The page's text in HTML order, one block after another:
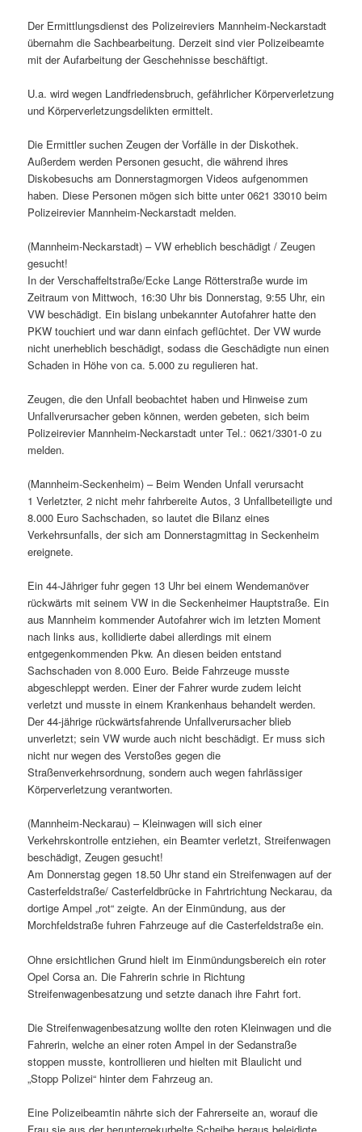
Der Ermittlungsdienst des Polizeireviers Mannheim-Neckarstadt
übernahm die Sachbearbeitung. Derzeit sind vier Polizeibeamte
mit der Aufarbeitung der Geschehnisse beschäftigt.
U.a. wird wegen Landfriedensbruch, gefährlicher Körperverletzung
und Körperverletzungsdelikten ermittelt.
Die Ermittler suchen Zeugen der Vorfälle in der Diskothek.
Außerdem werden Personen gesucht, die während ihres
Diskobesuchs am Donnerstagmorgen Videos aufgenommen
haben. Diese Personen mögen sich bitte unter 0621 33010 beim
Polizeirevier Mannheim-Neckarstadt melden.
(Mannheim-Neckarstadt) – VW erheblich beschädigt / Zeugen
gesucht!
In der Verschaffeltstraße/Ecke Lange Rötterstraße wurde im
Zeitraum von Mittwoch, 16:30 Uhr bis Donnerstag, 9:55 Uhr, ein
VW beschädigt. Ein bislang unbekannter Autofahrer hatte den
PKW touchiert und war dann einfach geflüchtet. Der VW wurde
nicht unerheblich beschädigt, sodass die Geschädigte nun einen
Schaden in Höhe von ca. 5.000 zu regulieren hat.
Zeugen, die den Unfall beobachtet haben und Hinweise zum
Unfallverursacher geben können, werden gebeten, sich beim
Polizeirevier Mannheim-Neckarstadt unter Tel.: 0621/3301-0 zu
melden.
(Mannheim-Seckenheim) – Beim Wenden Unfall verursacht
1 Verletzter, 2 nicht mehr fahrbereite Autos, 3 Unfallbeteiligte und
8.000 Euro Sachschaden, so lautet die Bilanz eines
Verkehrsunfalls, der sich am Donnerstagmittag in Seckenheim
ereignete.
Ein 44-Jähriger fuhr gegen 13 Uhr bei einem Wendemanöver
rückwärts mit seinem VW in die Seckenheimer Hauptstraße. Ein
aus Mannheim kommender Autofahrer wich im letzten Moment
nach links aus, kollidierte dabei allerdings mit einem
entgegenkommenden Pkw. An diesen beiden entstand
Sachschaden von 8.000 Euro. Beide Fahrzeuge musste
abgeschleppt werden. Einer der Fahrer wurde zudem leicht
verletzt und musste in einem Krankenhaus behandelt werden.
Der 44-jährige rückwärtsfahrende Unfallverursacher blieb
unverletzt; sein VW wurde auch nicht beschädigt. Er muss sich
nicht nur wegen des Verstoßes gegen die
Straßenverkehrsordnung, sondern auch wegen fahrlässiger
Körperverletzung verantworten.
(Mannheim-Neckarau) – Kleinwagen will sich einer
Verkehrskontrolle entziehen, ein Beamter verletzt, Streifenwagen
beschädigt, Zeugen gesucht!
Am Donnerstag gegen 18.50 Uhr stand ein Streifenwagen auf der
Casterfeldstraße/ Casterfeldbrücke in Fahrtrichtung Neckarau, da
dortige Ampel „rot“ zeigte. An der Einmündung, aus der
Morchfeldstraße fuhren Fahrzeuge auf die Casterfeldstraße ein.
Ohne ersichtlichen Grund hielt im Einmündungsbereich ein roter
Opel Corsa an. Die Fahrerin schrie in Richtung
Streifenwagenbesatzung und setzte danach ihre Fahrt fort.
Die Streifenwagenbesatzung wollte den roten Kleinwagen und die
Fahrerin, welche an einer roten Ampel in der Sedanstraße
stoppen musste, kontrollieren und hielten mit Blaulicht und
„Stopp Polizei“ hinter dem Fahrzeug an.
Eine Polizeibeamtin nährte sich der Fahrerseite an, worauf die